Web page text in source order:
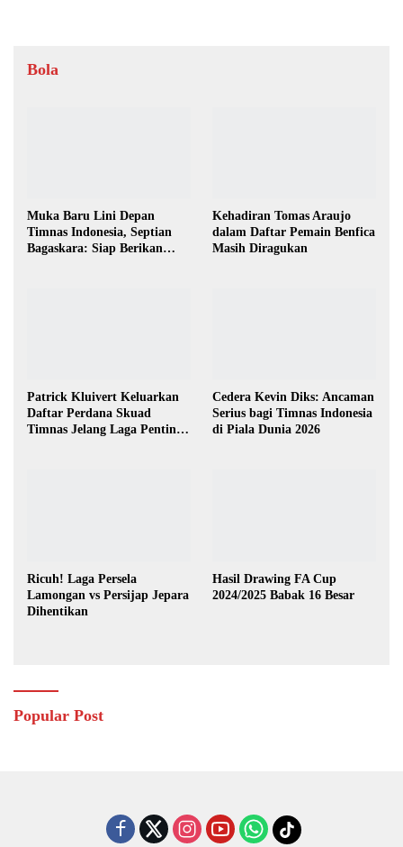
Bola
Muka Baru Lini Depan
Timnas Indonesia, Septian
Bagaskara: Siap Berikan
Kehadiran Tomas Araujo
dalam Daftar Pemain Benfica
Masih Diragukan
Patrick Kluivert Keluarkan
Daftar Perdana Skuad
Timnas Jelang Laga Penting
Cedera Kevin Diks: Ancaman
Serius bagi Timnas Indonesia
di Piala Dunia 2026
Ricuh! Laga Persela
Lamongan vs Persijap Jepara
Dihentikan
Hasil Drawing FA Cup
2024/2025 Babak 16 Besar
Popular Post